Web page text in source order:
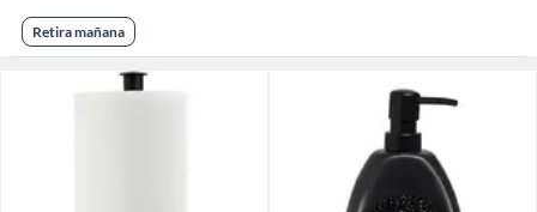
Retira mañana